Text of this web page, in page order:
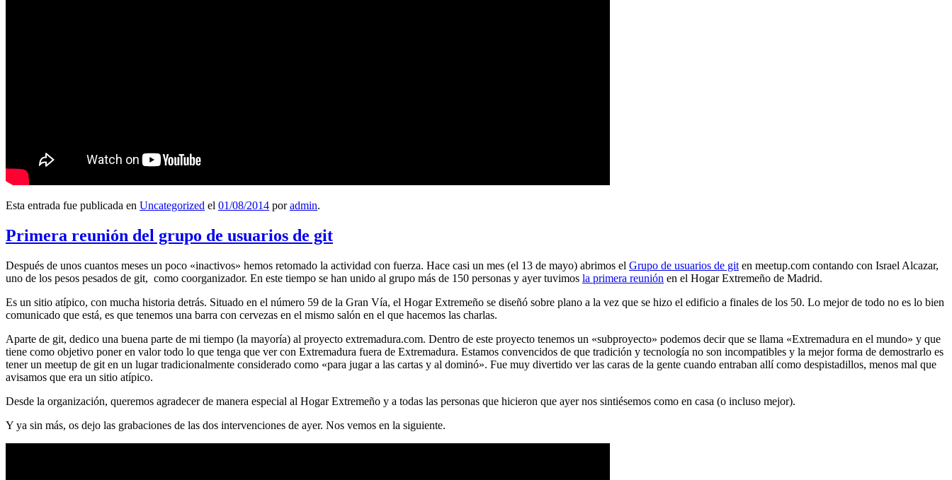
Esta entrada fue publicada en Uncategorized el 01/08/2014 poradmin.
Primera reunión del grupo de usuarios de git
Después de unos cuantos meses un poco «inactivos» hemos retomado la actividad con fuerza. Hace casi un mes (el 13 de mayo) abrimos el Grupo de usuarios de git en meetup.com contando con Israel Alcazar,
uno de los pesos pesados de git, como coorganizador. En este tiempo se han unido al grupo más de 150 personas y ayer tuvimos la primera reunión en el Hogar Extremeño de Madrid.
Es un sitio atípico, con mucha historia detrás. Situado en el número 59 de la Gran Vía, el Hogar Extremeño se diseñó sobre plano a la vez que se hizo el edificio a finales de los 50. Lo mejor de todo no es lo bien
comunicado que está, es que tenemos una barra con cervezas en el mismo salón en el que hacemos las charlas.
Aparte de git, dedico una buena parte de mi tiempo (la mayoría) al proyecto extremadura.com. Dentro de este proyecto tenemos un «subproyecto» podemos decir que se llama «Extremadura en el mundo» y que
tiene como objetivo poner en valor todo lo que tenga que ver con Extremadura fuera de Extremadura. Estamos convencidos de que tradición y tecnología no son incompatibles y la mejor forma de demostrarlo es
tener un meetup de git en un lugar tradicionalmente considerado como «para jugar a las cartas y al dominó». Fue muy divertido ver las caras de la gente cuando entraban allí como despistadillos, menos mal que
avisamos que era un sitio atípico.
Desde la organización, queremos agradecer de manera especial al Hogar Extremeño y a todas las personas que hicieron que ayer nos sintiésemos como en casa (o incluso mejor).
Y ya sin más, os dejo las grabaciones de las dos intervenciones de ayer. Nos vemos en la siguiente.